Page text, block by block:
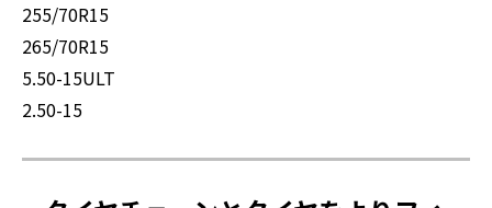
255/70R15
265/70R15
5.50-15ULT
2.50-15